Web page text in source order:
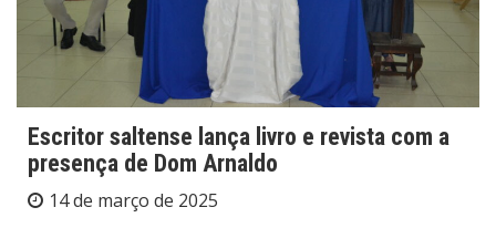
Escritor saltense lança livro e revista com a
presença de Dom Arnaldo
14 de março de 2025